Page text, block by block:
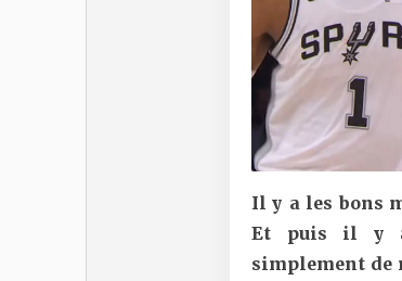
Il y a les bons
Et puis il y a
simplement de